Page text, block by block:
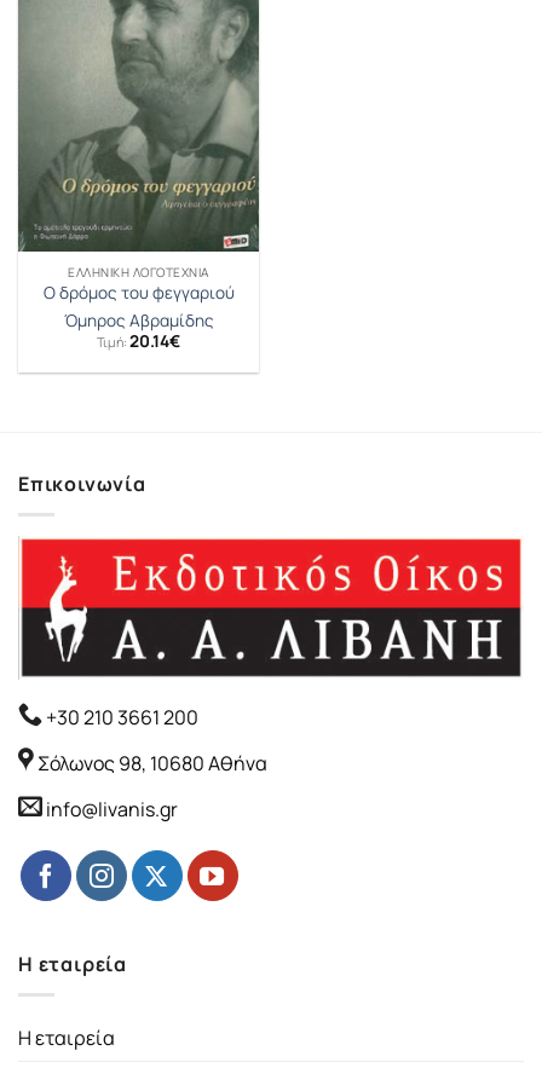
ΕΛΛΗΝΙΚΉ ΛΟΓΟΤΕΧΝΊΑ
Ο δρόμος του φεγγαριού
Όμηρος Αβραμίδης
Τιμή: 20.14€
Επικοινωνία
+30 210 3661 200
Σόλωνος 98, 10680 Αθήνα
info@livanis.gr
Η εταιρεία
Η εταιρεία